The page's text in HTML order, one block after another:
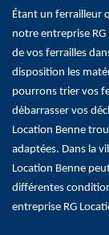
Étant un ferrailleur
notre entreprise RG
de vos ferrailles
disposition les
pourrons trier vos
débarrasser vos
Location Benne
adaptées. Dans la
Location Benne
différentes
entreprise RG